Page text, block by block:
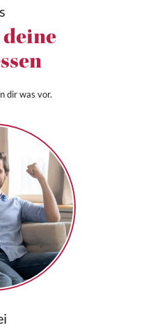
deine
dir was vor.